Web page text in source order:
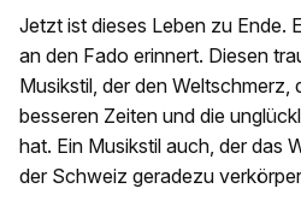
Jetzt ist dieses Leben zu Ende.
an den Fado erinnert. Diesen
Musikstil, der den Weltschmerz,
besseren Zeiten und die
hat. Ein Musikstil auch, der das
der Schweiz geradezu